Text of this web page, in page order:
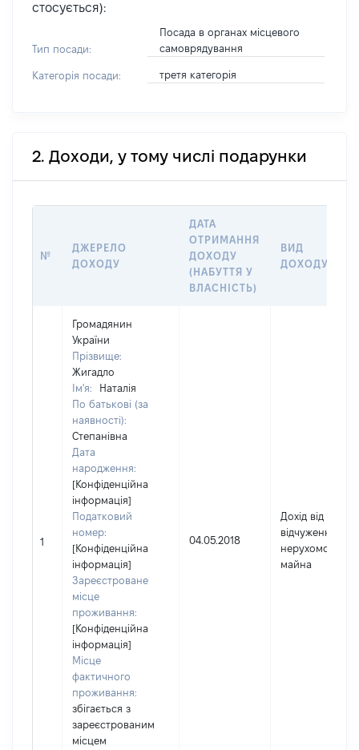
стосується):
Тип посади:
Посада в органах місцевого
самоврядування
Категорія посади: третя категорія
2. Доходи, у тому числі подарунки
№
ДЖЕРЕЛО
ДОХОДУ
ДАТА
ОТРИМАННЯ
ДОХОДУ
(НАБУТТЯ У
ВЛАСНІСТЬ)
ВИД
ДОХОДУ
1
Громадянин
України
Прізвище:
Жигадло
Ім'я:
Наталія
По батькові (за
наявності):
Степанівна
Дата
народження:
[Конфіденційна
інформація]
Податковий
номер:
[Конфіденційна
інформація]
Зареєстроване
місце
проживання:
[Конфіденційна
інформація]
Місце
фактичного
проживання:
збігається з
зареєстрованим
місцем
04.05.2018
Дохід від
відчуження
нерухомого
майна